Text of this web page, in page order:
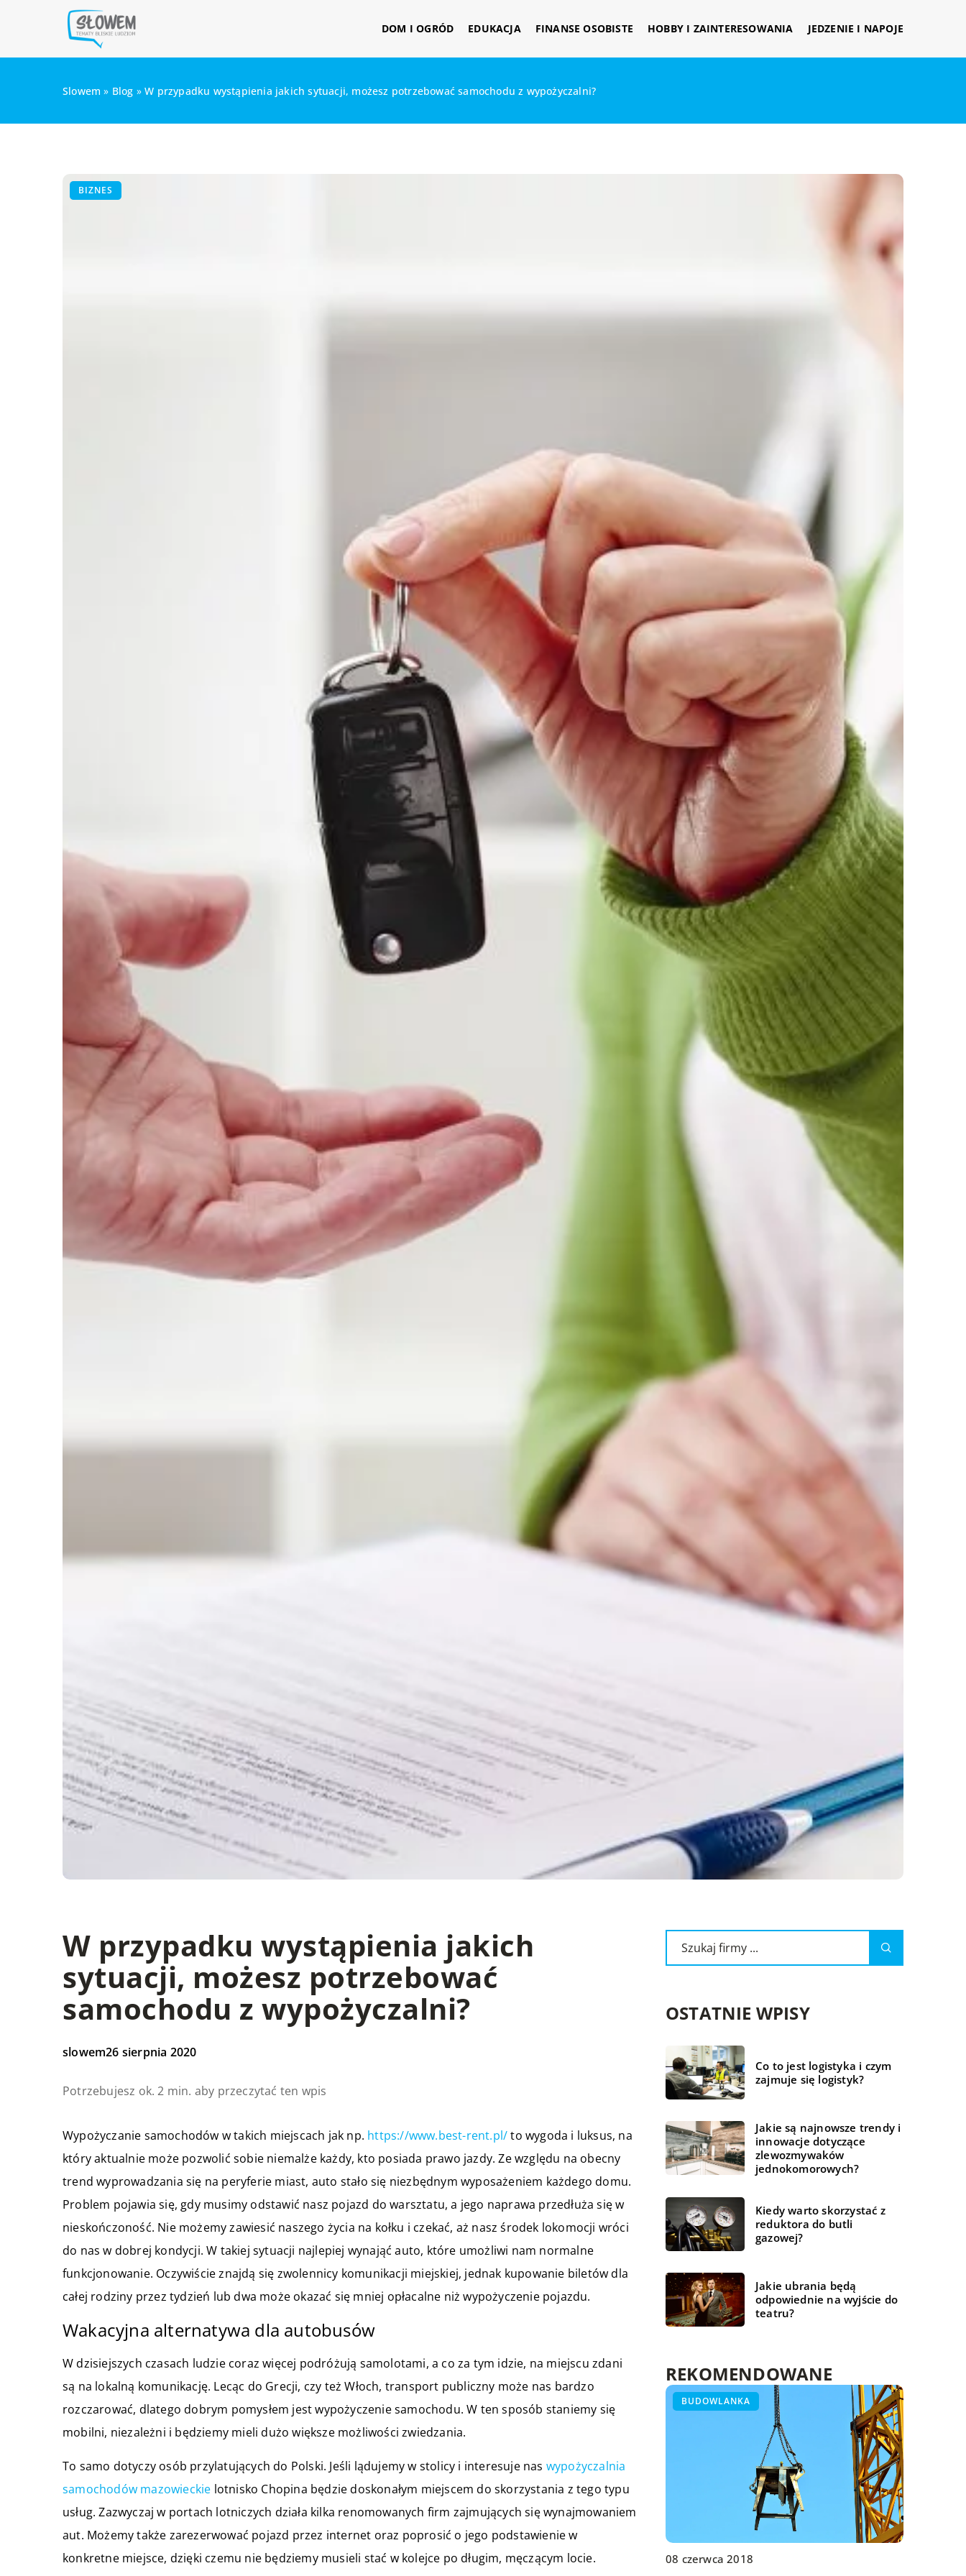
DOM I OGRÓD EDUKACJA FINANSE OSOBISTE HOBBY I ZAINTERESOWANIA JEDZENIE I NAPOJE
Slowem » Blog »W przypadku wystąpienia jakich sytuacji, możesz potrzebować samochodu z wypożyczalni?
BIZNES
W przypadku wystąpienia jakich
sytuacji, możesz potrzebować
samochodu z wypożyczalni?
slowem26 sierpnia 2020
Potrzebujesz ok. 2 min. aby przeczytać ten wpis
Wypożyczanie samochodów w takich miejscach jak np. https://www.best-rent.pl/to wygoda i luksus, na
który aktualnie może pozwolić sobie niemalże każdy, kto posiada prawo jazdy. Ze względu na obecny
trend wyprowadzania się na peryferie miast, auto stało się niezbędnym wyposażeniem każdego domu.
Problem pojawia się, gdy musimy odstawić nasz pojazd do warsztatu, a jego naprawa przedłuża się w
nieskończoność. Nie możemy zawiesić naszego życia na kołku i czekać, aż nasz środek lokomocji wróci
do nas w dobrej kondycji. W takiej sytuacji najlepiej wynająć auto, które umożliwi nam normalne
funkcjonowanie. Oczywiście znajdą się zwolennicy komunikacji miejskiej, jednak kupowanie biletów dla
całej rodziny przez tydzień lub dwa może okazać się mniej opłacalne niż wypożyczenie pojazdu.
Wakacyjna alternatywa dla autobusów
W dzisiejszych czasach ludzie coraz więcej podróżują samolotami, a co za tym idzie, na miejscu zdani
są na lokalną komunikację. Lecąc do Grecji, czy też Włoch, transport publiczny może nas bardzo
rozczarować, dlatego dobrym pomysłem jest wypożyczenie samochodu. W ten sposób staniemy się
mobilni, niezależni i będziemy mieli dużo większe możliwości zwiedzania.
To samo dotyczy osób przylatujących do Polski. Jeśli lądujemy w stolicy i interesuje nas wypożyczalnia
samochodów mazowieckie lotnisko Chopina będzie doskonałym miejscem do skorzystania z tego typu
usług. Zazwyczaj w portach lotniczych działa kilka renomowanych firm zajmujących się wynajmowaniem
aut. Możemy także zarezerwować pojazd przez internet oraz poprosić o jego podstawienie w
konkretne miejsce, dzięki czemu nie będziemy musieli stać w kolejce po długim, męczącym locie.
OSTATNIE WPISY
Co to jest logistyka i czym
zajmuje się logistyk?
Jakie są najnowsze trendy i
innowacje dotyczące
zlewozmywaków
jednokomorowych?
Kiedy warto skorzystać z
reduktora do butli
gazowej?
Jakie ubrania będą
odpowiednie na wyjście do
teatru?
REKOMENDOWANE
HOBBY - PODRÓŻE - SPORT
BUDOWLANKA
08 czerwca 2018
WSZYSTKO WOKÓŁ DOMU
19 maja 2022